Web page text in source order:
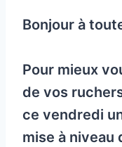
Bonjour à
Pour mieux
de vos
ce vendredi
mise à niveau